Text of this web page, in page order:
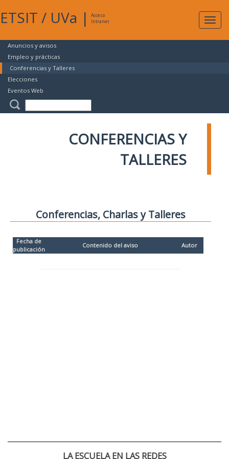
ETSIT / UVa |
Acceso
Intranet
Anuncios y avisos
Empleo y prácticas
Conferencias y Talleres
Elecciones
Eventos Web
CONFERENCIAS Y
TALLERES
Conferencias, Charlas y Talleres
Fecha de
publicación
Contenido del aviso Autor
LA ESCUELA EN LAS REDES